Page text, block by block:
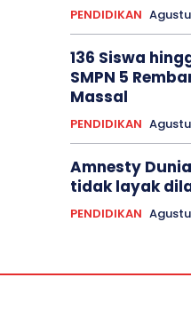
PENDIDIKAN
136 Siswa
SMPN 5
Massal
PENDIDIKAN
Amnesty
tidak layak
PENDIDIKAN